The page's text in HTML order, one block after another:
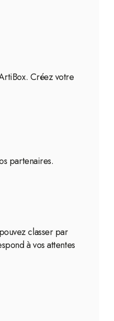
Créez votre
partenaires.
classer par
à vos attentes